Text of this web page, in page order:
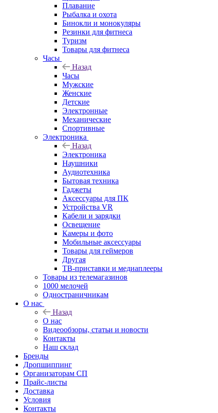
Плавание
Рыбалка и охота
Бинокли и монокуляры
Резинки для фитнеса
Туризм
Товары для фитнеса
Часы
Назад
Часы
Мужские
Женские
Детские
Электронные
Механические
Спортивные
Электроника
Назад
Электроника
Наушники
Аудиотехника
Бытовая техника
Гаджеты
Аксессуары для ПК
Устройства VR
Кабели и зарядки
Освещение
Камеры и фото
Мобильные аксессуары
Товары для геймеров
Другая
ТВ-приставки и медиаплееры
Товары из телемагазинов
1000 мелочей
Одностраничникам
О нас
Назад
О нас
Видеообзоры, статьи и новости
Контакты
Наш склад
Бренды
Дропшиппинг
Организаторам СП
Прайс-листы
Доставка
Условия
Контакты